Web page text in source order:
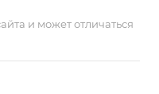
и может отличаться